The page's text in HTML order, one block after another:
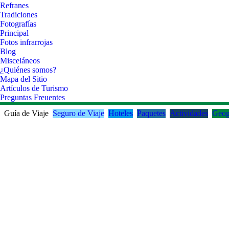
Refranes
Tradiciones
Fotografías
Principal
Fotos infrarrojas
Blog
Misceláneos
¿Quiénes somos?
Mapa del Sitio
Artículos de Turismo
Preguntas Freuentes
Guía de Viaje Seguro de Viaje Hoteles Paquetes Actividades